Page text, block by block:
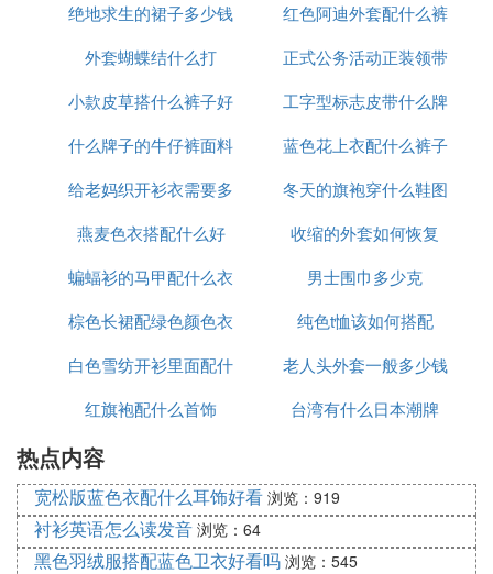
好看
绝地求生的裙子多少钱
红色阿迪外套配什么裤
子图片
外套蝴蝶结什么打
正式公务活动正装领带
的颜色
小款皮草搭什么裤子好
看图片欣赏
工字型标志皮带什么牌
子
什么牌子的牛仔裤面料
好
蓝色花上衣配什么裤子
图片
给老妈织开衫衣需要多
少线
冬天的旗袍穿什么鞋图
片欣赏
燕麦色衣搭配什么好
收缩的外套如何恢复
蝙蝠衫的马甲配什么衣
服好看
男士围巾多少克
棕色长裙配绿色颜色衣
纯色t恤该如何搭配
白色雪纺开衫里面配什
么裤子
老人头外套一般多少钱
红旗袍配什么首饰
台湾有什么日本潮牌
热点内容
宽松版蓝色衣配什么耳饰好看 浏览：919
衬衫英语怎么读发音 浏览：64
黑色羽绒服搭配蓝色卫衣好看吗 浏览：545